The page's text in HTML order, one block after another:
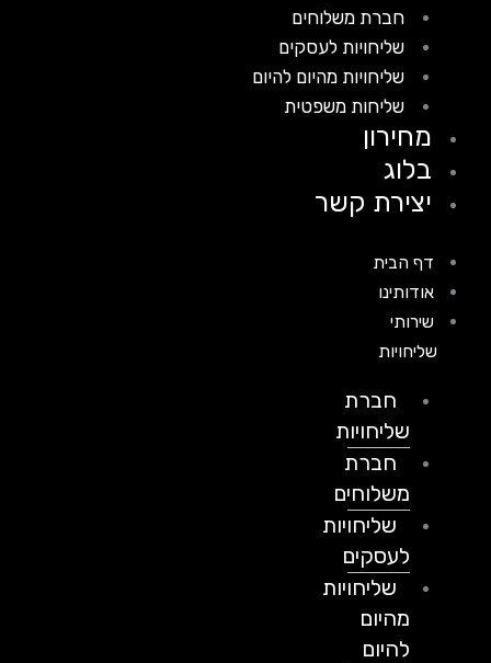
חברת משלוחים
שליחויות לעסקים
שליחויות מהיום להיום
שליחות משפטית
מחירון
בלוג
יצירת קשר
דף הבית
אודותינו
שירותי
שליחויות
חברת
שליחויות
חברת
משלוחים
שליחויות
לעסקים
שליחויות
מהיום
להיום